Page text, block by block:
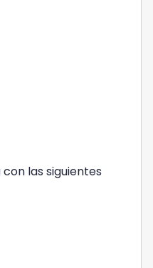
las siguientes